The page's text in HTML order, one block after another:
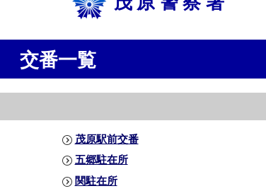
交番一覧
茂原駅前交番
五郷駐在所
関駐在所